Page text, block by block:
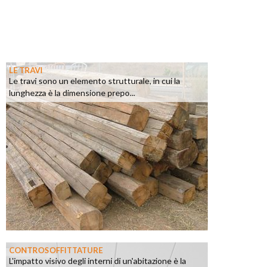
LE TRAVI
Le travi sono un elemento strutturale, in cui la
lunghezza è la dimensione prepo...
CONTROSOFFITTATURE
L'impatto visivo degli interni di un'abitazione è la